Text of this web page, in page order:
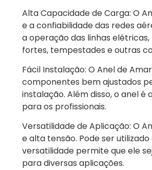
Alta Capacidade de Carga: O
e a confiabilidade das redes
a operação das linhas
fortes, tempestades e outras
Fácil Instalação: O Anel de
componentes bem ajustados
instalação. Além disso, o anel
para os profissionais.
Versatilidade de Aplicação: O
e alta tensão. Pode ser
versatilidade permite que ele
para diversas aplicações.